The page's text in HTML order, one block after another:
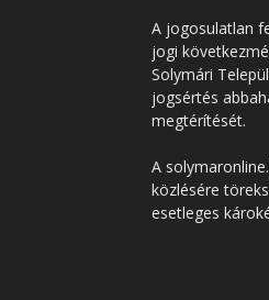
A jogosulatlan
jogi
Solymári
jogsértés
megtérítését.
A
közlésére
esetleges